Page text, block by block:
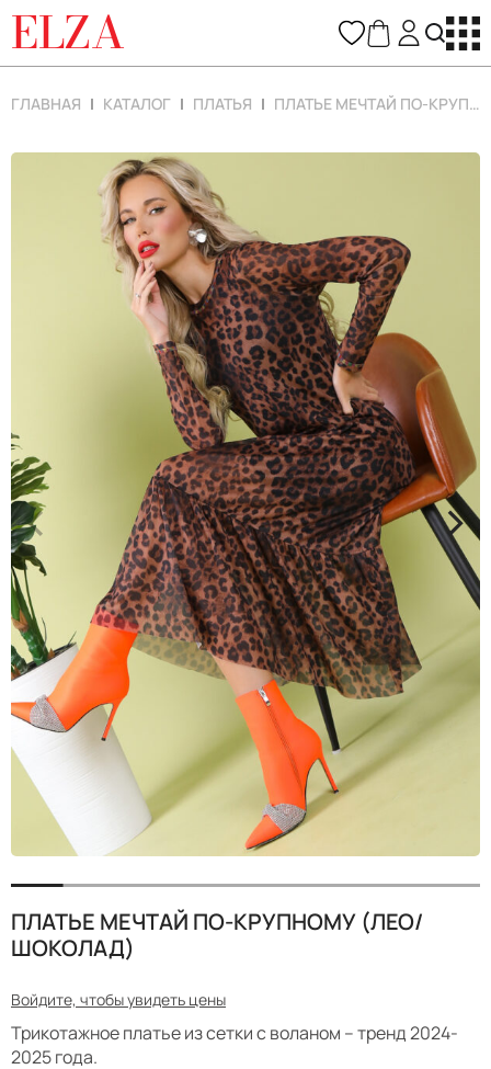
ELZA
ГЛАВНАЯ КАТАЛОГ ПЛАТЬЯ ПЛАТЬЕ МЕЧТАЙ ПО-КРУПНОМУ (ЛЕО/ШОКОЛАД)
< >
ПЛАТЬЕ МЕЧТАЙ ПО-КРУПНОМУ (ЛЕО/
ШОКОЛАД)
Войдите, чтобы увидеть цены
Трикотажное платье из сетки с воланом – тренд 2024-
2025 года.